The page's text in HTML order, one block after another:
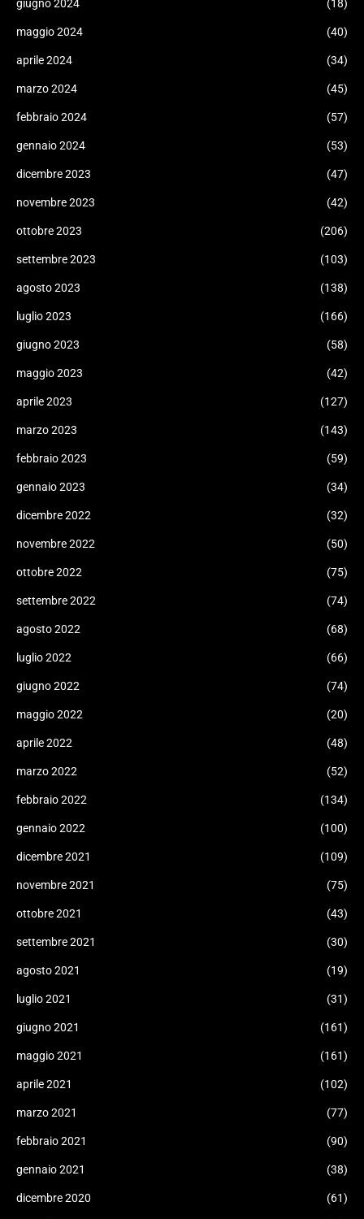
giugno 2024 (18)
maggio 2024 (40)
aprile 2024 (34)
marzo 2024 (45)
febbraio 2024 (57)
gennaio 2024 (53)
dicembre 2023 (47)
novembre 2023 (42)
ottobre 2023 (206)
settembre 2023 (103)
agosto 2023 (138)
luglio 2023 (166)
giugno 2023 (58)
maggio 2023 (42)
aprile 2023 (127)
marzo 2023 (143)
febbraio 2023 (59)
gennaio 2023 (34)
dicembre 2022 (32)
novembre 2022 (50)
ottobre 2022 (75)
settembre 2022 (74)
agosto 2022 (68)
luglio 2022 (66)
giugno 2022 (74)
maggio 2022 (20)
aprile 2022 (48)
marzo 2022 (52)
febbraio 2022 (134)
gennaio 2022 (100)
dicembre 2021 (109)
novembre 2021 (75)
ottobre 2021 (43)
settembre 2021 (30)
agosto 2021 (19)
luglio 2021 (31)
giugno 2021 (161)
maggio 2021 (161)
aprile 2021 (102)
marzo 2021 (77)
febbraio 2021 (90)
gennaio 2021 (38)
dicembre 2020 (61)